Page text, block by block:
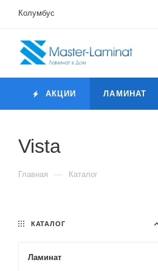
Колумбус
АКЦИИ ЛАМИНАТ
Vista
Главная — Каталог
КАТАЛОГ
Ламинат